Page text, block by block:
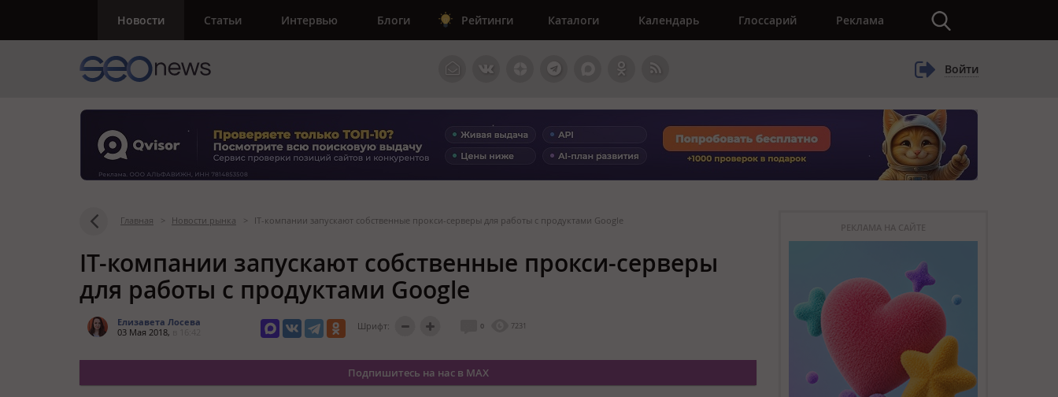
Новости Статьи Интервью Блоги Рейтинги Каталоги Календарь Глоссарий Реклама
Войти
Главная > Новости рынка > IT-компании запускают собственные прокси-серверы для работы с продуктами Google
IT-компании запускают собственные прокси-серверы
для работы с продуктами Google
Елизавета Лосева
03 Мая 2018,
Шрифт: 0 7231
Подпишитесь на нас в MAX
РЕКЛАМА НА САЙТЕ